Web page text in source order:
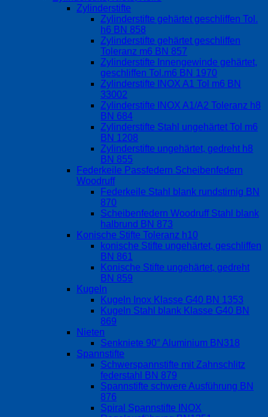
Zylinderstifte
Zylinderstifte gehärtet geschliffen Tol.
h6 BN 858
Zylinderstifte gehärtet geschliffen
Toleranz m6 BN 857
Zylinderstifte Innengewinde gehärtet,
geschliffen Tol.m6 BN 1970
Zylinderstifte INOX A1 Tol m6 BN
33002
Zylinderstifte INOX A1/A2 Toleranz h8
BN 684
Zylinderstifte Stahl ungehärtet Tol m6
BN 1208
Zylinderstifte ungehärtet, gedreht h8
BN 855
Federkeile Passfedern Scheibenfedern
Woodruff
Federkeile Stahl blank rundstirnig BN
870
Scheibenfedern Woodruff Stahl blank
halbrund BN 873
Konische Stifte Toleranz h10
konische Stifte ungehärtet, geschliffen
BN 861
Konische Stifte ungehärtet, gedreht
BN 859
Kugeln
Kugeln Inox Klasse G40 BN 1353
Kugeln Stahl blank Klasse G40 BN
869
Nieten
Senkniete 90° Aluminium BN318
Spannstifte
Schwerspannstifte mit Zahnschlitz
federstahl BN 879
Spannstifte schwere Ausführung BN
876
Spiral Spannstifte INOX